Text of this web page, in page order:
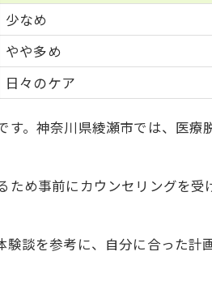
少なめ
やや多め
日々のケア
。神奈川県綾瀬市では、医療
め事前にカウンセリングを受
談を参考に、自分に合った計